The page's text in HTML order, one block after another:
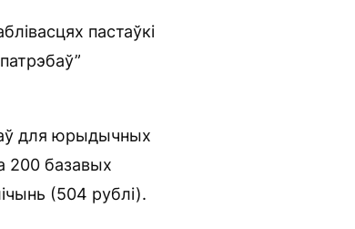
пастаўкі
для юрыдычных
200 базавых
(504 рублі).